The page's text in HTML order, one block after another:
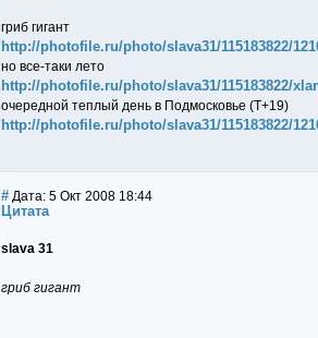
гриб гигант
http://photofile.ru/photo/slava31/115183822/
но все-таки лето
http://photofile.ru/photo/slava31/115183822/
очередной теплый день в Подмосковье (Т+19)
http://photofile.ru/photo/slava31/115183822/
# Дата: 5 Окт 2008 18:44
Цитата
slava 31
гриб гигант